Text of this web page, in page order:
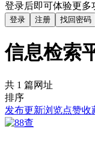
登录后即可体验更多
登录 注册 找回密码
信息检索
共 1 篇网址
排序
发布更新浏览点赞收